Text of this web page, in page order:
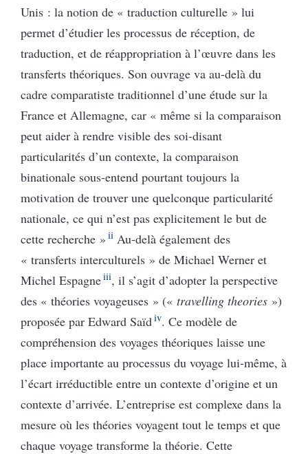
Unis : la notion de « traduction culturelle » lui
permet d’étudier les processus de réception, de
traduction, et de réappropriation à l’œuvre dans les
transferts théoriques. Son ouvrage va au-delà du
cadre comparatiste traditionnel d’une étude sur la
France et Allemagne, car « même si la comparaison
peut aider à rendre visible des soi-disant
particularités d’un contexte, la comparaison
binationale sous-entend pourtant toujours la
motivation de trouver une quelconque particularité
nationale, ce qui n’est pas explicitement le but de
cette recherche » iiAu-delà également des
« transferts interculturels » de Michael Werner et
Michel Espagneiii, il s’agit d’adopter la perspective
des « théories voyageuses » (« travelling theories »)
proposée par Edward Saïdiv. Ce modèle de
compréhension des voyages théoriques laisse une
place importante au processus du voyage lui-même, à
l’écart irréductible entre un contexte d’origine et un
contexte d’arrivée. L’entreprise est complexe dans la
mesure où les théories voyagent tout le temps et que
chaque voyage transforme la théorie. Cette